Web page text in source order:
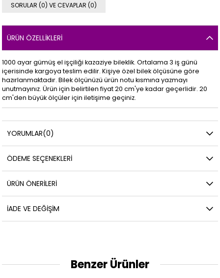
SORULAR (0) VE CEVAPLAR (0)
ÜRÜN ÖZELLIKLERI
1000 ayar gümüş el işçiliği kazaziye bileklik. Ortalama 3 iş günü
içerisinde kargoya teslim edilir. Kişiye özel bilek ölçüsüne göre
hazırlanmaktadır. Bilek ölçünüzü ürün notu kısmına yazmayı
unutmayınız. Ürün için belirtilen fiyat 20 cm'ye kadar geçerlidir. 20
cm'den büyük ölçüler için iletişime geçiniz.
YORUMLAR(0)
ÖDEME SEÇENEKLERI
ÜRÜN ÖNERILERI
İADE VE DEĞIŞIM
Benzer Ürünler